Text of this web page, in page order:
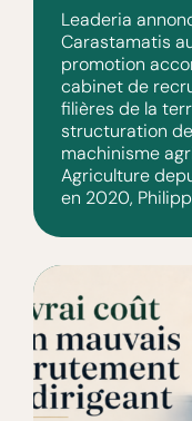
Leaderia
Carastamatis
promotion
cabinet de
filières de la
structuration
machinisme
Agriculture
en 2020,